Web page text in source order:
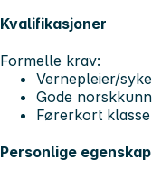
Kvalifikasjoner
Formelle krav:
Vernepleier/
Gode
Førerkort
Personlige